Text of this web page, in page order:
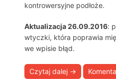
kontrowersyjne podłoże.
Aktualizacja 26.09.2016:
wtyczki, która poprawia
we wpisie błąd.
Czytaj dalej →